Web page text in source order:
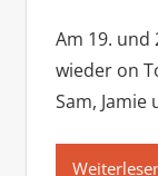
Am 19. und
wieder on
Sam,